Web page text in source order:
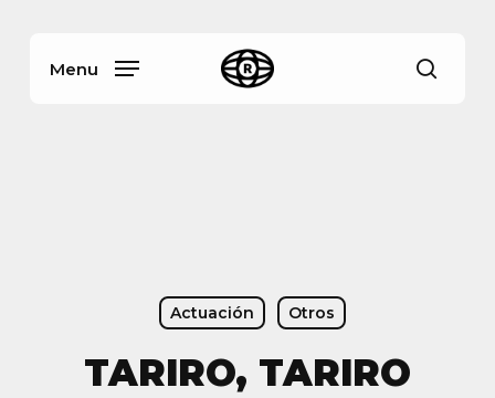
Menu
Actuación Otros
TARIRO, TARIRO